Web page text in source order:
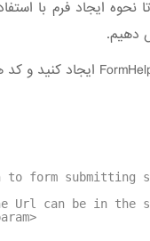
دهیم.
to form submitting
can be in the